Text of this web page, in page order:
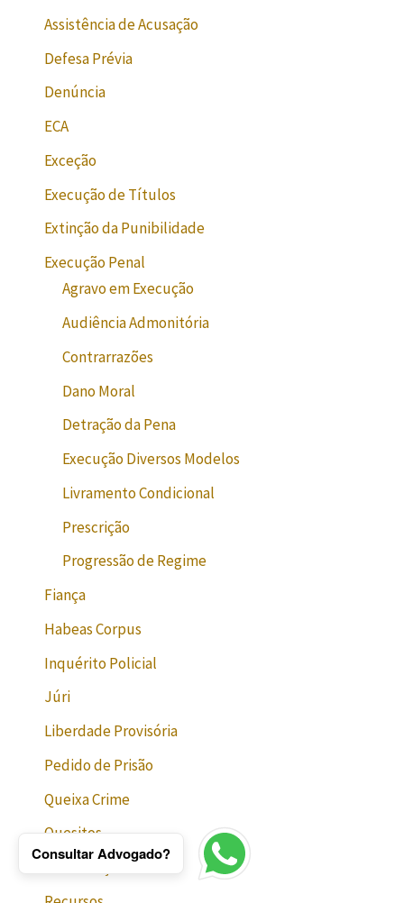
Assistência de Acusação
Defesa Prévia
Denúncia
ECA
Exceção
Execução de Títulos
Extinção da Punibilidade
Execução Penal
Agravo em Execução
Audiência Admonitória
Contrarrazões
Dano Moral
Detração da Pena
Execução Diversos Modelos
Livramento Condicional
Prescrição
Progressão de Regime
Fiança
Habeas Corpus
Inquérito Policial
Júri
Liberdade Provisória
Pedido de Prisão
Queixa Crime
Quesitos
Consultar Advogado?